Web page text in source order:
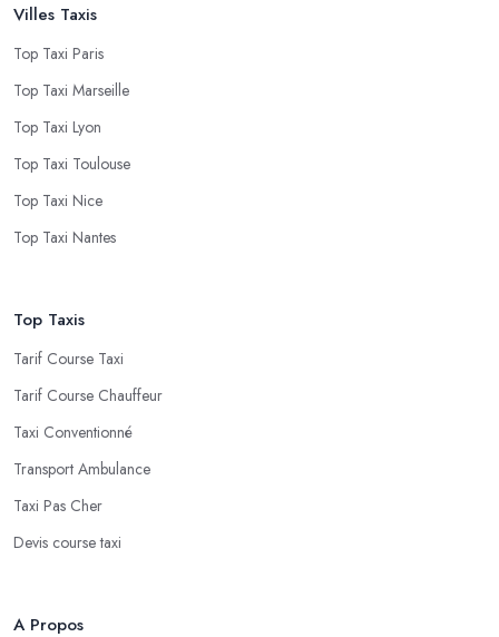
Villes Taxis
Top Taxi Paris
Top Taxi Marseille
Top Taxi Lyon
Top Taxi Toulouse
Top Taxi Nice
Top Taxi Nantes
Top Taxis
Tarif Course Taxi
Tarif Course Chauffeur
Taxi Conventionné
Transport Ambulance
Taxi Pas Cher
Devis course taxi
A Propos